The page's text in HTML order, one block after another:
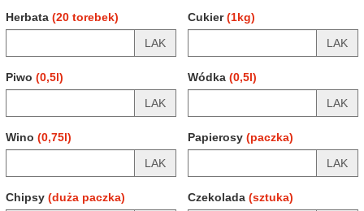
Herbata (20 torebek)
LAK
Cukier(1kg)
LAK
Piwo (0,5l)
LAK
Wódka (0,5l)
LAK
Wino (0,75l)
LAK
Papierosy (paczka)
LAK
Chipsy (duża paczka)
Czekolada (sztuka)